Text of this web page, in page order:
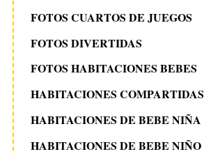
FOTOS CUARTOS DE JUEGOS
FOTOS DIVERTIDAS
FOTOS HABITACIONES BEBES
HABITACIONES COMPARTIDAS
HABITACIONES DE BEBE NIÑA
HABITACIONES DE BEBE NIÑO